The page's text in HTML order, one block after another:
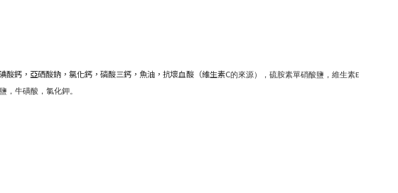
鈣，亞硒酸鈉，氯化鈣，磷酸三鈣，魚油，抗壞血酸（維生素C的來源），硫胺素單硝酸鹽，維生素E
，牛磺酸，氯化鉀。